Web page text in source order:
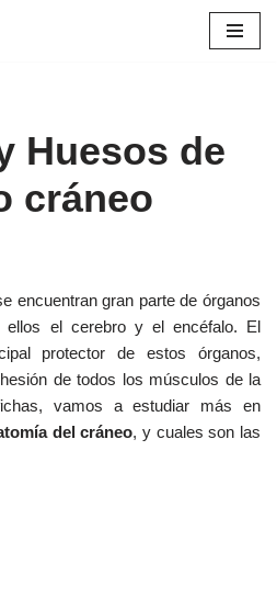
Huesos de
cráneo
encuentran gran parte de órganos
ellos el cerebro y el encéfalo. El
protector de estos órganos,
de todos los músculos de la
vamos a estudiar más en
del cráneo, y cuales son las